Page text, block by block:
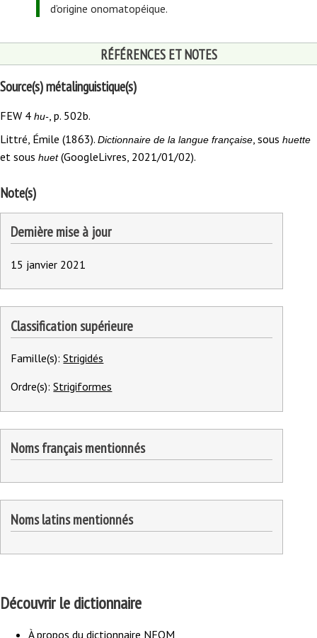
d’origine onomatopéique.
RÉFÉRENCES ET NOTES
Source(s) métalinguistique(s)
FEW 4 hu- , p. 502b.
Littré, Émile (1863). Dictionnaire de la langue française , sous huette
et sous huet(GoogleLivres, 2021/01/02).
Note(s)
Dernière mise à jour
15 janvier 2021
Classification supérieure
Famille(s):Strigidés
Ordre(s):Strigiformes
Noms français mentionnés
Noms latins mentionnés
Découvrir le dictionnaire
À propos du dictionnaire NFOM